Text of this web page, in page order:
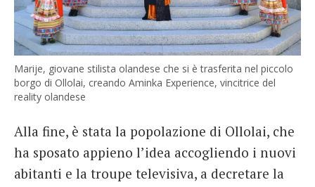
Marije, giovane stilista olandese che si è trasferita nel piccolo
borgo di Ollolai, creando Aminka Experience, vincitrice del
reality olandese
Alla fine, è stata la popolazione di Ollolai, che
ha sposato appieno l’idea accogliendo i nuovi
abitanti e la troupe televisiva, a decretare la